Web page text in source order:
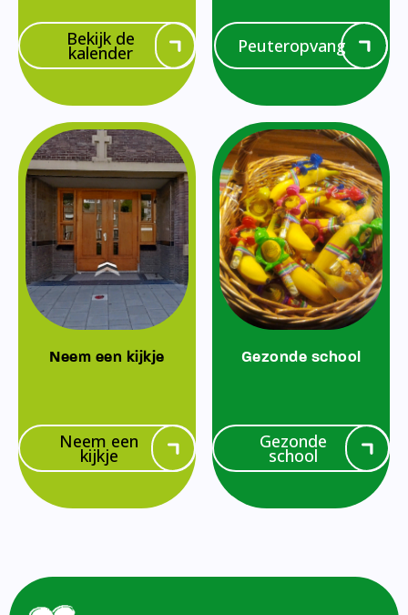
Bekijk de
kalender Peuteropvang
Neem een kijkje
Neem een
kijkje
Gezonde school
Gezonde
school